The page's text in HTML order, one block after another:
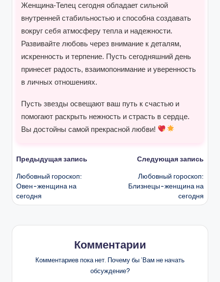
Женщина-Телец сегодня обладает сильной
внутренней стабильностью и способна создавать
вокруг себя атмосферу тепла и надежности.
Развивайте любовь через внимание к деталям,
искренность и терпение. Пусть сегодняшний день
принесет радость, взаимопонимание и уверенность
в личных отношениях.
Пусть звезды освещают ваш путь к счастью и
помогают раскрыть нежность и страсть в сердце.
Вы достойны самой прекрасной любви!
Навигация
записи
Предыдущая запись
Любовный гороскоп:
Овен-женщина на
сегодня
Следующая запись
Любовный гороскоп:
Близнецы-женщина на
сегодня
Комментарии
Комментариев пока нет. Почему бы ’Вам не начать
обсуждение?